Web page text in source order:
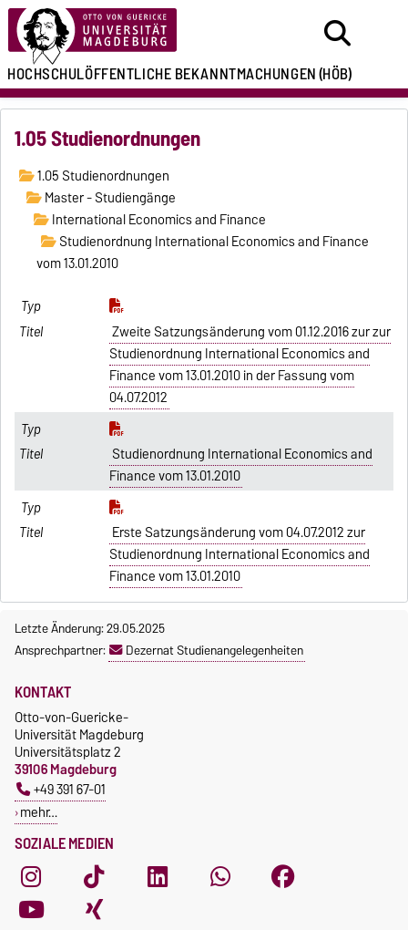
HOCHSCHULÖFFENTLICHEBEKANNTMACHUNGEN(HÖB)
1.05 Studienordnungen
1.05 Studienordnungen
Master - Studiengänge
International Economics and Finance
Studienordnung International Economics and Finance
vom 13.01.2010
Zweite Satzungsänderung vom 01.12.2016 zur zur
Studienordnung International Economics and
Finance vom 13.01.2010 in der Fassung vom
04.07.2012
Studienordnung International Economics and
Finance vom 13.01.2010
Erste Satzungsänderung vom 04.07.2012 zur
Studienordnung International Economics and
Finance vom 13.01.2010
Letzte Änderung: 29.05.2025
Ansprechpartner:
Dezernat Studienangelegenheiten
SOZIALE MEDIEN
KONTAKT
Otto-von-Guericke-
Universität Magdeburg
Universitätsplatz 2
39106 Magdeburg
+49 391 67-01
mehr…